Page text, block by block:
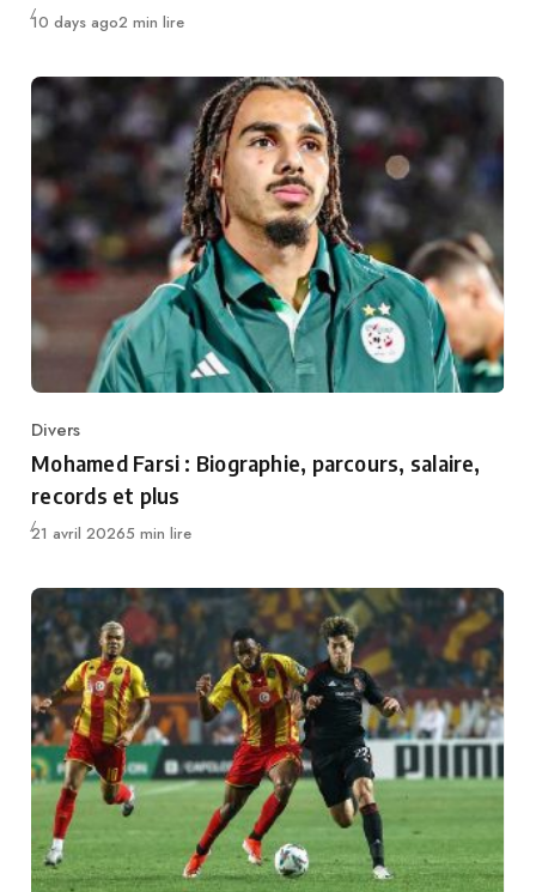
Publié
10 days ago2 min lire
Category
Divers
Mohamed Farsi : Biographie, parcours, salaire,
records et plus
Publié
21 avril 20265 min lire